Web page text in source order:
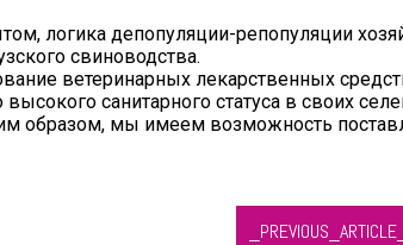
логика депопуляции-репопуляции
свиноводства.
ветеринарных лекарственных
санитарного статуса в своих
образом, мы имеем возможность
_PREVIOUS_ARTICLE_